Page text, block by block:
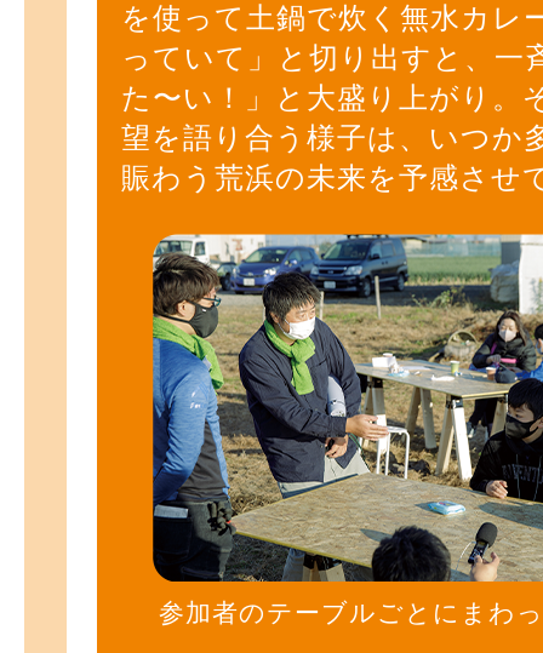
を使って土鍋で炊く無水カレ
っていて」と切り出すと、一
た〜い！」と大盛り上がり。
望を語り合う様子は、いつか
賑わう荒浜の未来を予感させ
参加者のテーブルごとにまわ